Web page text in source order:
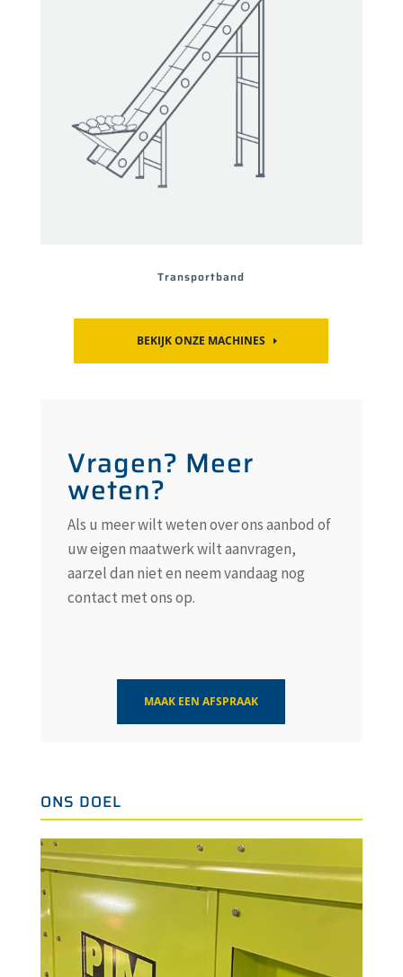
Transportband
BEKIJK ONZE MACHINES
Vragen? Meer
weten?
Als u meer wilt weten over ons aanbod of
uw eigen maatwerk wilt aanvragen,
aarzel dan niet en neem vandaag nog
contact met ons op.
MAAK EEN AFSPRAAK
ONS DOEL